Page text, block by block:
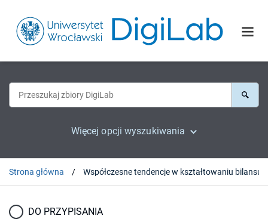
Więcej opcji wyszukiwania
Strona główna
DO PRZYPISANIA